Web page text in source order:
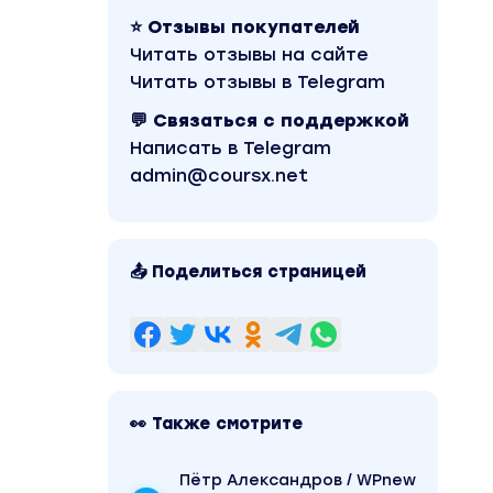
⭐ Отзывы покупателей
Читать отзывы на сайте
Читать отзывы в Telegram
💬 Связаться с поддержкой
Написать в Telegram
admin@coursx.net
📤 Поделиться страницей
👀 Также смотрите
Пётр Александров / WPnew